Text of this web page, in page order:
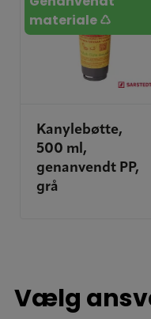
materiale ♺
Kanylebøtte,
500 ml,
genanvendt PP,
grå
Vælg